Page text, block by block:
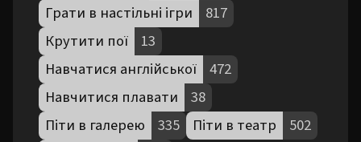
Грати в настільні ігри
817
Крутити пої
13
Навчатися англійської
472
Навчитися плавати
38
Піти в галерею
335 Піти в театр
502